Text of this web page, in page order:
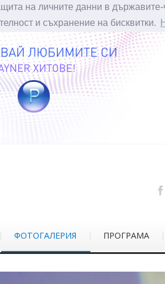
на личните данни в
и съхранение на бисквитки.
ФОТОГАЛЕРИЯ ПРОГРАМА